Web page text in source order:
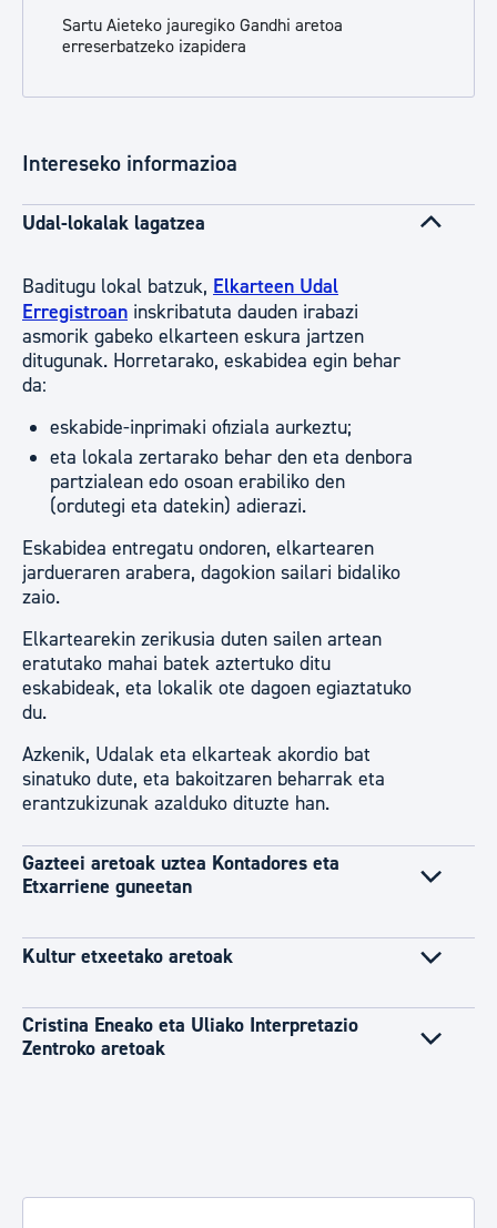
Sartu Aieteko jauregiko Gandhi aretoa
erreserbatzeko izapidera
Intereseko informazioa
Udal-lokalak lagatzea
Baditugu lokal batzuk, Elkarteen Udal
Erregistroan inskribatuta dauden irabazi
asmorik gabeko elkarteen eskura jartzen
ditugunak. Horretarako, eskabidea egin behar
da:
eskabide-inprimaki ofiziala aurkeztu;
eta lokala zertarako behar den eta denbora
partzialean edo osoan erabiliko den
(ordutegi eta datekin) adierazi.
Eskabidea entregatu ondoren, elkartearen
jardueraren arabera, dagokion sailari bidaliko
zaio.
Elkartearekin zerikusia duten sailen artean
eratutako mahai batek aztertuko ditu
eskabideak, eta lokalik ote dagoen egiaztatuko
du.
Azkenik, Udalak eta elkarteak akordio bat
sinatuko dute, eta bakoitzaren beharrak eta
erantzukizunak azalduko dituzte han.
Gazteei aretoak uztea Kontadores eta
Etxarriene guneetan
Kultur etxeetako aretoak
Cristina Eneako eta Uliako Interpretazio
Zentroko aretoak